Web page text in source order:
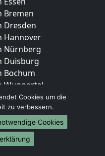
Bremen
Dresden
Hannover
Nürnberg
Duisburg
Bochum
Wuppertal
Bielefeld
Bonn
Münster
Cookies um die
zu verbessern.
Cookies